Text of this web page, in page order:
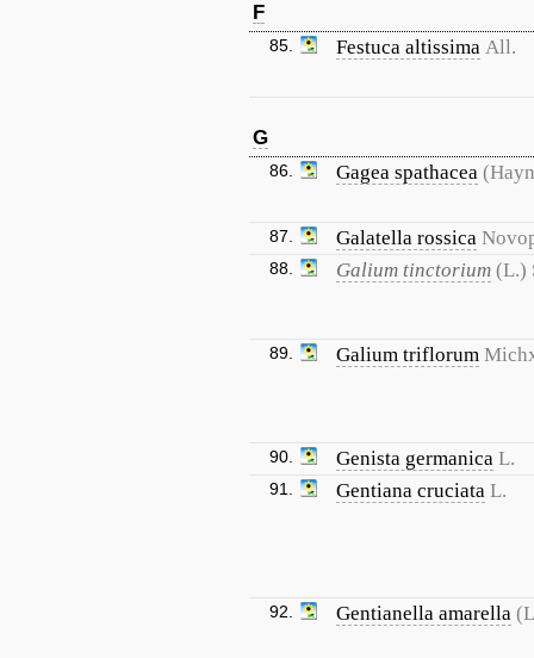
F
85. Festuca altissima All.
G
86. Gagea spathacea
87. Galatella rossica
88. Galium tinctorium (L.)
89. Galium triflorum
90. Genista germanica L.
91. Gentiana cruciata L.
92. Gentianella amarella